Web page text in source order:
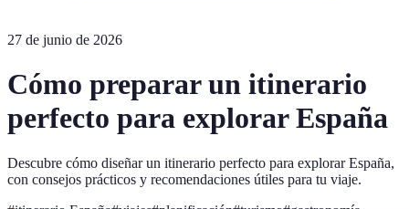
27 de junio de 2026
Cómo preparar un itinerario
perfecto para explorar España
Descubre cómo diseñar un itinerario perfecto para explorar España,
con consejos prácticos y recomendaciones útiles para tu viaje.